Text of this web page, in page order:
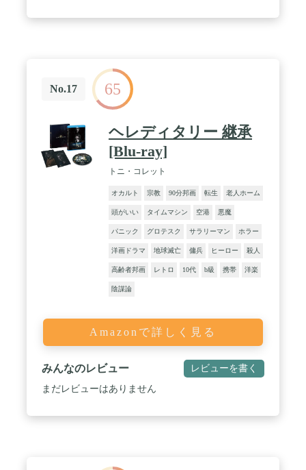
No.17 65
ヘレディタリー 継承
[Blu-ray]
トニ・コレット
オカルト 宗教 90分邦画 転生 老人ホーム
頭がいい タイムマシン 空港 悪魔
パニック グロテスク サラリーマン ホラー
洋画ドラマ 地球滅亡 傭兵 ヒーロー 殺人
高齢者邦画 レトロ 10代 b級 携帯 洋楽
陰謀論
Amazonで詳しく見る
みんなのレビュー レビューを書く
まだレビューはありません